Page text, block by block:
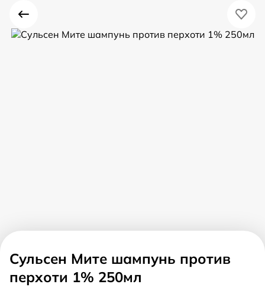
Сульсен Мите шампунь против
перхоти 1% 250мл